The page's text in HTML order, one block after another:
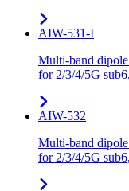
AIW-531-I
Multi-band
for 2/3/4/5G
AIW-532
Multi-band
for 2/3/4/5G